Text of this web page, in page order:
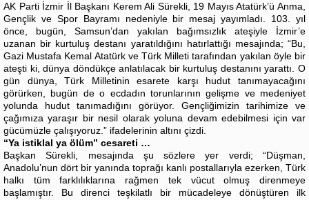
AK Parti İzmir İl Başkanı Kerem Ali Sürekli, 19 Mayıs Atatürk’ü Anma,
Gençlik ve Spor Bayramı nedeniyle bir mesaj yayımladı. 103. yıl
önce, bugün, Samsun’dan yakılan bağımsızlık ateşiyle İzmir’e
uzanan bir kurtuluş destanı yaratıldığını hatırlattığı mesajında; “Bu,
Gazi Mustafa Kemal Atatürk ve Türk Milleti tarafından yakılan öyle bir
ateşti ki, dünya döndükçe anlatılacak bir kurtuluş destanını yarattı. O
gün dünya, Türk Milletinin esarete karşı hudut tanımayacağını
görürken, bugün de o ecdadın torunlarının gelişme ve medeniyet
yolunda hudut tanımadığını görüyor. Gençliğimizin tarihimize ve
çağımıza yaraşır bir nesil olarak yoluna devam edebilmesi için var
gücümüzle çalışıyoruz.” ifadelerinin altını çizdi.
“Ya istiklal ya ölüm” cesareti …
Başkan Sürekli, mesajında şu sözlere yer verdi; “Düşman,
Anadolu’nun dört bir yanında toprağı kanlı postallarıyla ezerken, Türk
halkı tüm farklılıklarına rağmen tek vücut olmuş direnmeye
başlamıştır. Bu direnci teşkilatlı bir mücadeleye dönüştüren ilk